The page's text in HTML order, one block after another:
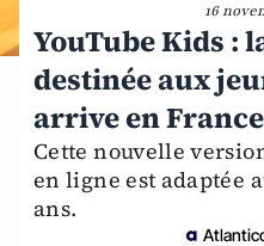
16
YouTube Kids :
destinée aux
arrive en France
Cette nouvelle
en ligne est adaptée
ans.